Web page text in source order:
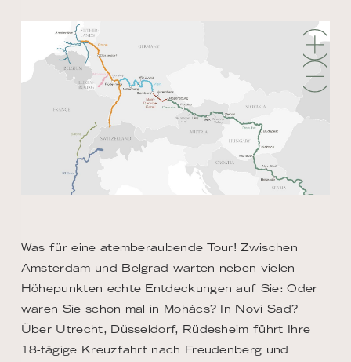
Was für eine atemberaubende Tour! Zwischen
Amsterdam und Belgrad warten neben vielen
Höhepunkten echte Entdeckungen auf Sie: Oder
waren Sie schon mal in Mohács? In Novi Sad?
Über Utrecht, Düsseldorf, Rüdesheim führt Ihre
18-tägige Kreuzfahrt nach Freudenberg und